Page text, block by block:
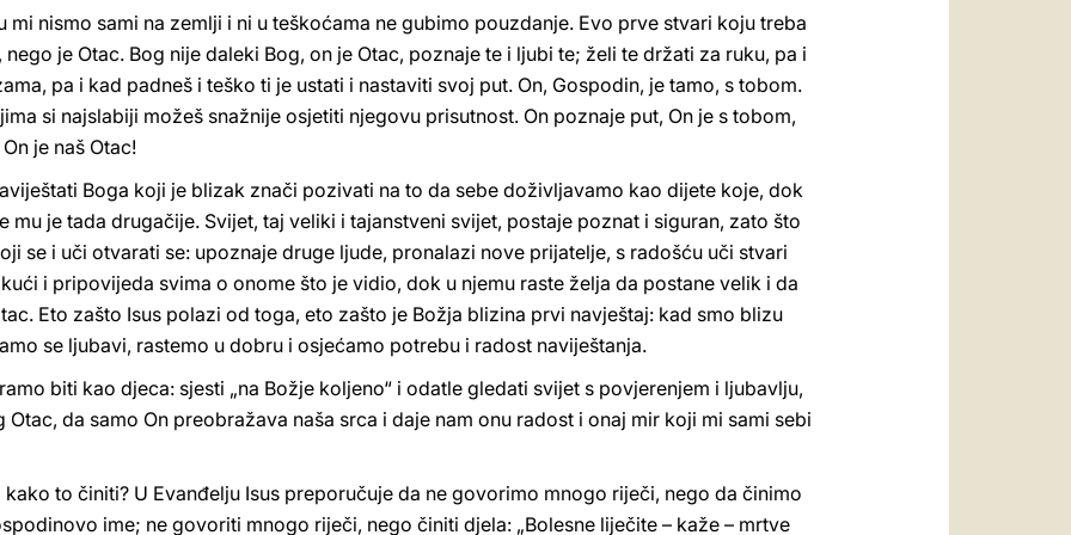
mi nismo sami na zemlji i ni u teškoćama ne gubimo pouzdanje. Evo prve stvari koju treba
je Otac. Bog nije daleki Bog, on je Otac, poznaje te i ljubi te; želi te držati za ruku, pa i
pa i kad padneš i teško ti je ustati i nastaviti svoj put. On, Gospodin, je tamo, s tobom.
si najslabiji možeš snažnije osjetiti njegovu prisutnost. On poznaje put, On je s tobom,
je naš Otac!
Boga koji je blizak znači pozivati na to da sebe doživljavamo kao dijete koje, dok
mu je tada drugačije. Svijet, taj veliki i tajanstveni svijet, postaje poznat i siguran, zato što
se i uči otvarati se: upoznaje druge ljude, pronalazi nove prijatelje, s radošću uči stvari
i pripovijeda svima o onome što je vidio, dok u njemu raste želja da postane velik i da
Eto zašto Isus polazi od toga, eto zašto je Božja blizina prvi navještaj: kad smo blizu
se ljubavi, rastemo u dobru i osjećamo potrebu i radost naviještanja.
biti kao djeca: sjesti „na Božje koljeno“ i odatle gledati svijet s povjerenjem i ljubavlju,
da samo On preobražava naša srca i daje nam onu radost i onaj mir koji mi sami sebi
to činiti? U Evanđelju Isus preporučuje da ne govorimo mnogo riječi, nego da činimo
ime; ne govoriti mnogo riječi, nego činiti djela: „Bolesne liječite – kaže – mrtve